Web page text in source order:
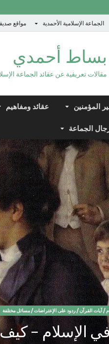
الجماعة الإسلامية الأحمدية مواقع
بساط أحمدي
مقالات تعريفية عن عقائد الجماعة
المؤمنين عقائد ومفاهيم
الجماعة
/ آيات القرآن/ردود على الإعتراضات/مسائل مختلفة
الإسلام –